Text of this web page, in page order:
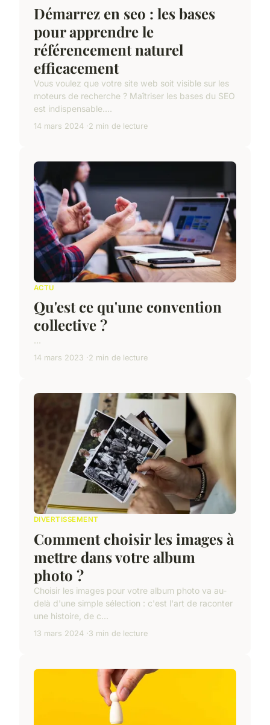
Démarrez en seo : les bases
pour apprendre le
référencement naturel
efficacement
Vous voulez que votre site web soit visible sur les
moteurs de recherche ? Maîtriser les bases du SEO
est indispensable....
14 mars 2024 2 min de lecture
ACTU
Qu'est ce qu'une convention
collective ?
...
14 mars 2023 2 min de lecture
DIVERTISSEMENT
Comment choisir les images à
mettre dans votre album
photo ?
Choisir les images pour votre album photo va au-
delà d'une simple sélection : c'est l'art de raconter
une histoire, de c...
13 mars 2024 3 min de lecture